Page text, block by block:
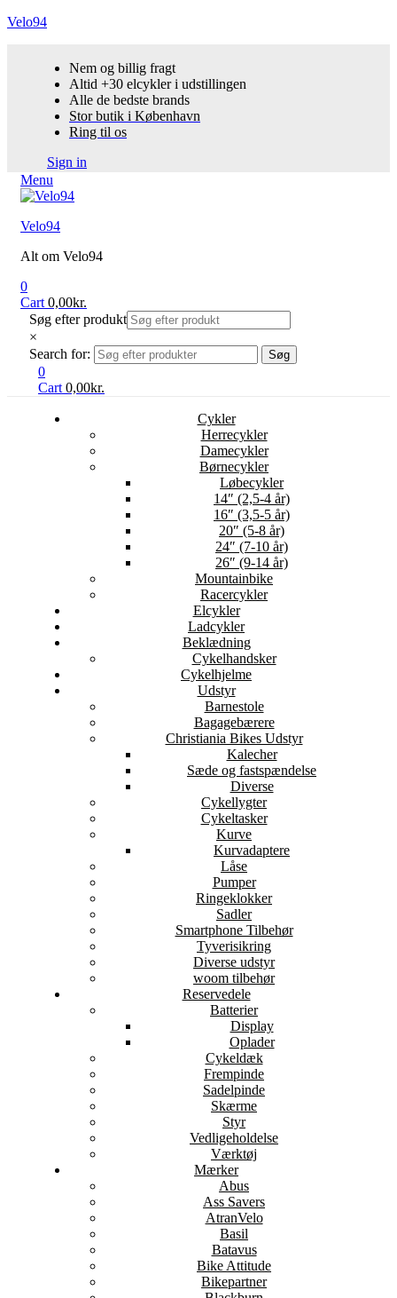
Velo94
Nem og billig fragt
Altid +30 elcykler i udstillingen
Alle de bedste brands
Stor butik i København
Ring til os
Sign in
Menu
Velo94
Alt om Velo94
0
Cart 0,00kr.
Søg efter produkt
×
Search for:
Søg
0
Cart 0,00kr.
Cykler
Herrecykler
Damecykler
Børnecykler
Løbecykler
14″ (2,5-4 år)
16″ (3,5-5 år)
20″ (5-8 år)
24″ (7-10 år)
26″ (9-14 år)
Mountainbike
Racercykler
Elcykler
Ladcykler
Beklædning
Cykelhandsker
Cykelhjelme
Udstyr
Barnestole
Bagagebærere
Christiania Bikes Udstyr
Kalecher
Sæde og fastspændelse
Diverse
Cykellygter
Cykeltasker
Kurve
Kurvadaptere
Låse
Pumper
Ringeklokker
Sadler
Smartphone Tilbehør
Tyverisikring
Diverse udstyr
woom tilbehør
Reservedele
Batterier
Display
Oplader
Cykeldæk
Frempinde
Sadelpinde
Skærme
Styr
Vedligeholdelse
Værktøj
Mærker
Abus
Ass Savers
AtranVelo
Basil
Batavus
Bike Attitude
Bikepartner